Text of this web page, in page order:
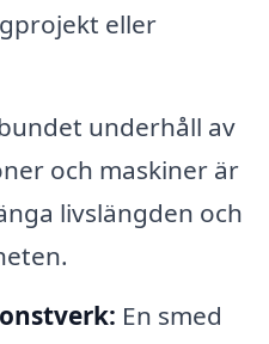
eller
underhåll av
och maskiner är
livslängden och
En smed